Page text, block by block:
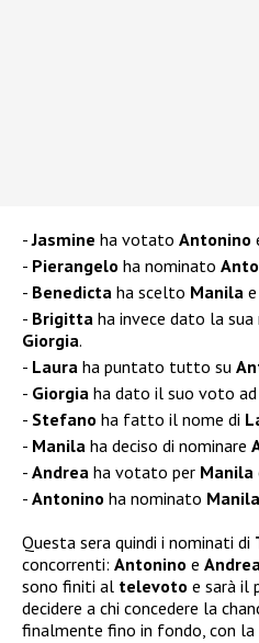
Jasmine ha votato Antonino
Pierangelo ha nominato
Benedicta ha scelto Manila e
Brigitta ha invece dato la
Giorgia.
Laura ha puntato tutto su
Giorgia ha dato il suo voto ad
Stefano ha fatto il nome di
Manila ha deciso di nominare
Andrea ha votato per Manila
Antonino ha nominato Manila
Questa sera quindi i nominati di
concorrenti: Antonino e
sono finiti al televoto e sarà il
decidere a chi concedere la
finalmente fino in fondo, con la